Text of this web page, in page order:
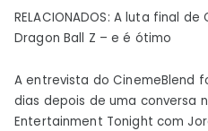
RELACIONADOS: A luta final
Dragon Ball Z – e é ótimo
A entrevista do CinemeBlend
dias depois de uma conversa
Entertainment Tonight com